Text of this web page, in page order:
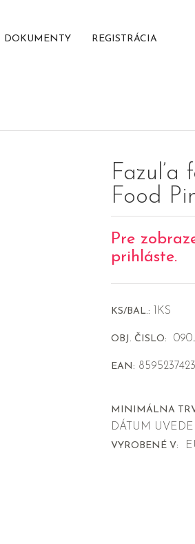
DOKUMENTY REGISTRÁCIA
Fazuľa
Food
Pre
prihláste.
KS/BAL.: 1KS
OBJ. ČISLO:
EAN:
MINIMÁLNA
DÁTUM
VYROBENÉ V: